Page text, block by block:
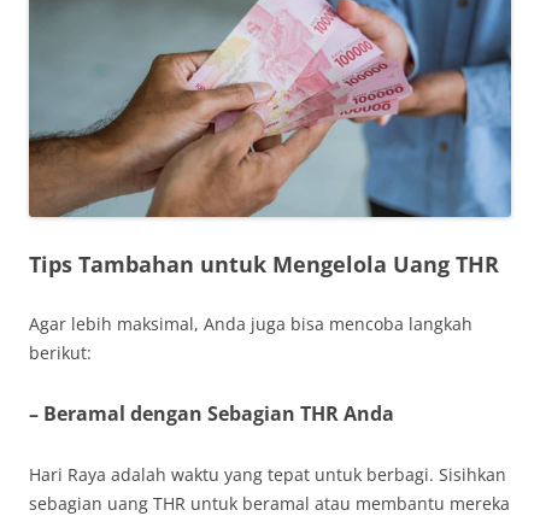
Tips Tambahan untuk Mengelola Uang THR
Agar lebih maksimal, Anda juga bisa mencoba langkah
berikut:
– Beramal dengan Sebagian THR Anda
Hari Raya adalah waktu yang tepat untuk berbagi. Sisihkan
sebagian uang THR untuk beramal atau membantu mereka